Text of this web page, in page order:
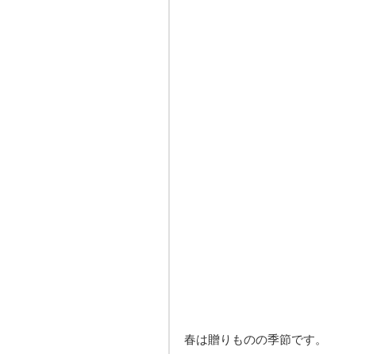
春は贈りものの季節です。